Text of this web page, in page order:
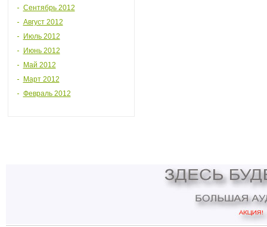
Сентябрь 2012
Август 2012
Июль 2012
Июнь 2012
Май 2012
Март 2012
Февраль 2012